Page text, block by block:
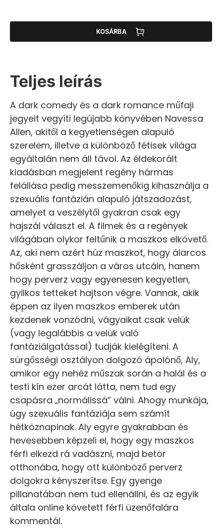
KOSÁRBA
Teljes leírás
A dark comedy és a dark romance műfaji
jegyeit vegyíti legújabb könyvében Navessa
Allen, akitől a kegyetlenségen alapuló
szerelem, illetve a különböző fétisek világa
egyáltalán nem áll távol. Az éldekorált
kiadásban megjelent regény hármas
felállása pedig messzemenőkig kihasználja a
szexuális fantázián alapuló játszadozást,
amelyet a veszélytől gyakran csak egy
hajszál választ el. A filmek és a regények
világában olykor feltűnik a maszkos elkövető.
Az, aki nem azért húz maszkot, hogy álarcos
hősként grasszáljon a város utcáin, hanem
hogy perverz vagy egyenesen kegyetlen,
gyilkos tetteket hajtson végre. Vannak, akik
éppen az ilyen maszkos emberek után
kezdenek vonzódni, vágyaikat csak velük
(vagy legalábbis a velük való
fantáziálgatással) tudják kielégíteni. A
sürgősségi osztályon dolgozó ápolónő, Aly,
amikor egy nehéz műszak során a halál és a
testi kín ezer arcát látta, nem tud egy
csapásra „normálissá” válni. Ahogy munkája,
úgy szexuális fantáziája sem számít
hétköznapinak. Aly egyre gyakrabban és
hevesebben képzeli el, hogy egy maszkos
férfi elkezd rá vadászni, majd betör
otthonába, hogy ott különböző perverz
dolgokra kényszerítse. Egy gyenge
pillanatában nem tud ellenállni, és az egyik
általa online követett férfi üzenőfalára
kommentál.